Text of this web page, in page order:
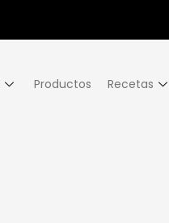
Productos Recetas